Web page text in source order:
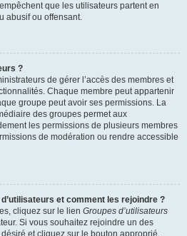
que les utilisateurs partent en
abusif ou offensant.
?
de gérer l’accès des membres et
Chaque membre peut appartenir
groupe peut avoir ses permissions. La
des groupes permet aux
les permissions de plusieurs membres
de modération ou rendre accessible
et comment les rejoindre ?
cliquez sur le lien Groupes d’utilisateurs
Si vous souhaitez rejoindre un des
et cliquez sur le bouton approprié.